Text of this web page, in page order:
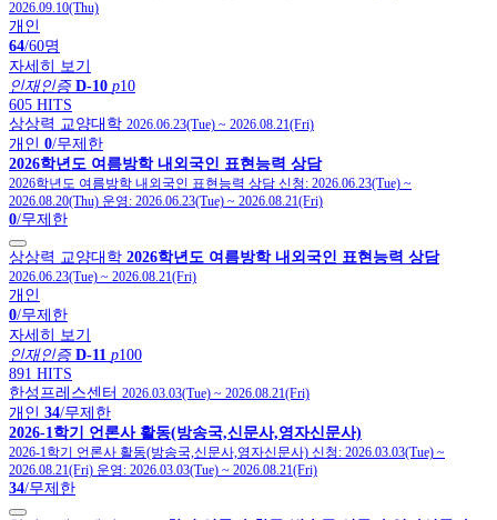
2026.09.10(Thu)
개인
64/60명
자세히 보기
인재인증 D-10 p10
605 HITS
상상력 교양대학 2026.06.23(Tue) ~ 2026.08.21(Fri)
개인 0/무제한
2026학년도 여름방학 내외국인 표현능력 상담
2026학년도 여름방학 내외국인 표현능력 상담 신청: 2026.06.23(Tue) ~
2026.08.20(Thu) 운영: 2026.06.23(Tue) ~ 2026.08.21(Fri)
0/무제한
상상력 교양대학 2026학년도 여름방학 내외국인 표현능력 상담
2026.06.23(Tue) ~ 2026.08.21(Fri)
개인
0/무제한
자세히 보기
인재인증 D-11 p100
891 HITS
한성프레스센터 2026.03.03(Tue) ~ 2026.08.21(Fri)
개인 34/무제한
2026-1학기 언론사 활동(방송국,신문사,영자신문사)
2026-1학기 언론사 활동(방송국,신문사,영자신문사) 신청: 2026.03.03(Tue) ~
2026.08.21(Fri) 운영: 2026.03.03(Tue) ~ 2026.08.21(Fri)
34/무제한